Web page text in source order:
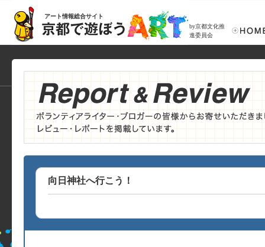
アート情報総合サイト
by京都文化推
進委員会
向日神社へ行こう！